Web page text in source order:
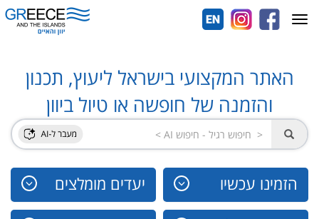
האתר המקצועי בישראל ליעוץ, תכנון
והזמנה של חופשה או טיול ביוון
הזמינו עכשיו יעדים מומלצים
Toggle
navigation